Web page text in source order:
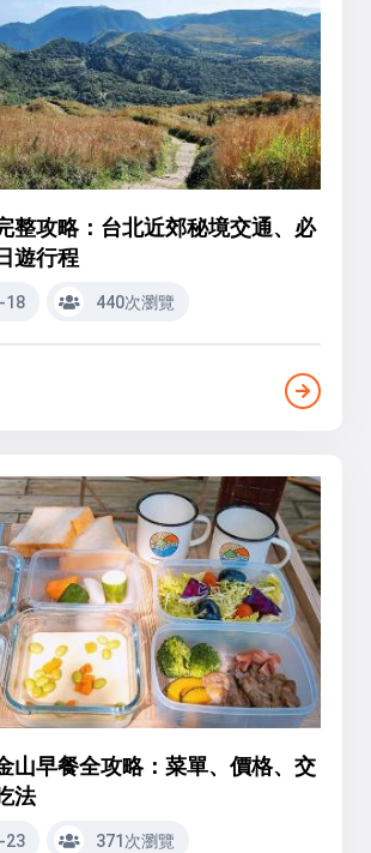
整攻略：台北近郊秘境交通、必
遊行程
18 440次瀏覽
山早餐全攻略：菜單、價格、交
法
23 371次瀏覽